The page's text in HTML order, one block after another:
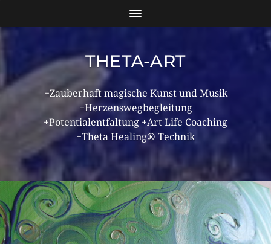
THETA-ART
+Zauberhaft magische Kunst und Musik
+Herzenswegbegleitung
+Potentialentfaltung +Art Life Coaching
+Theta Healing® Technik